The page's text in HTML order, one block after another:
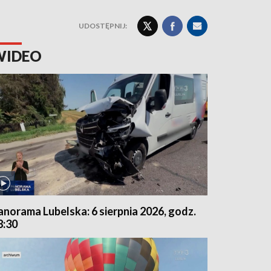
UDOSTĘPNIJ:
Lubelska: 6 sierpnia 2026, godz.